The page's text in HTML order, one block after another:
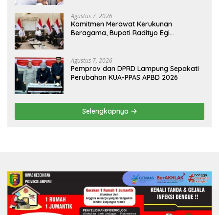
Agustus 7, 2026
Komitmen Merawat Kerukunan
Beragama, Bupati Radityo Egi
Agustus 7, 2026
Pemprov dan DPRD Lampung Sepakati
Perubahan KUA-PPAS APBD 2026
Selengkapnya